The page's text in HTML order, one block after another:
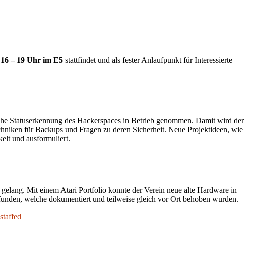
– 19 Uhr im E5 stattfindet und als fester Anlaufpunkt für Interessierte
Statuserkennung des Hackerspaces in Betrieb genommen. Damit wird der
für Backups und Fragen zu deren Sicherheit. Neue Projektideen, wie
und ausformuliert.
Mit einem Atari Portfolio konnte der Verein neue alte Hardware in
welche dokumentiert und teilweise gleich vor Ort behoben wurden.